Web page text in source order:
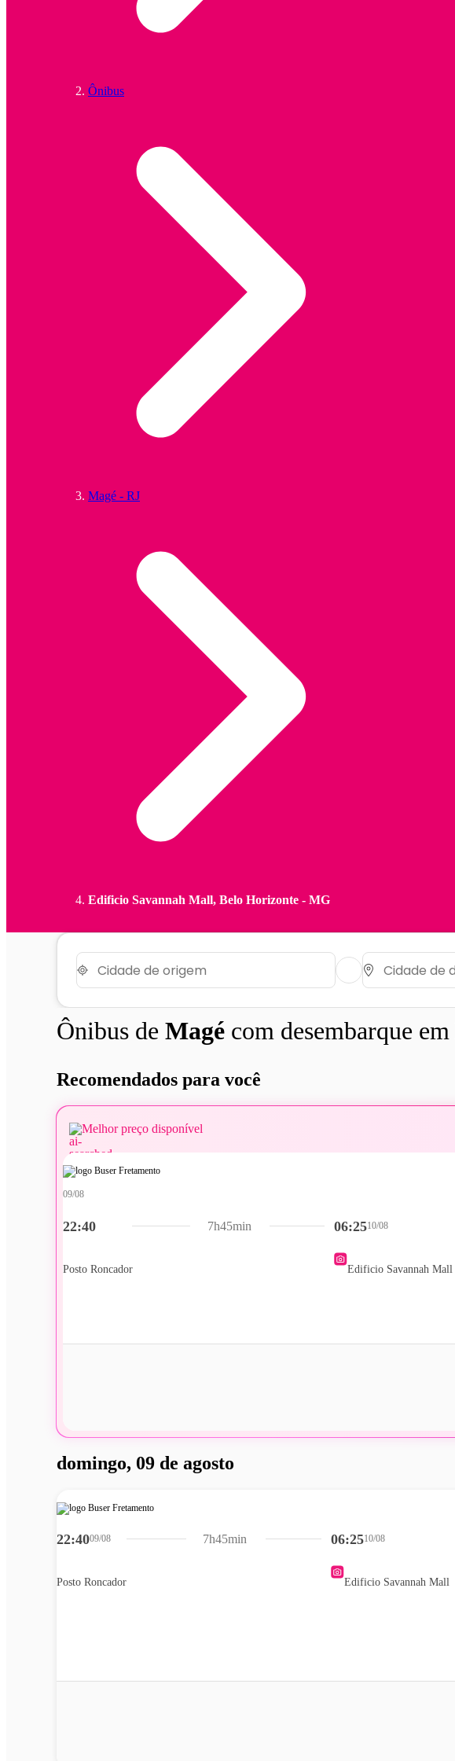
Ônibus
Magé - RJ
Edificio Savannah Mall, Belo Horizonte - MG
Ônibus de Magé com desembarque em
Recomendados para você
Melhor preço disponível
22:40
09/08
Posto Roncador
06:2510/08
Edificio Savannah Mall
7h45min
domingo, 09 de agosto
22:4009/08
Posto Roncador
06:2510/08
Edificio Savannah Mall
7h45min